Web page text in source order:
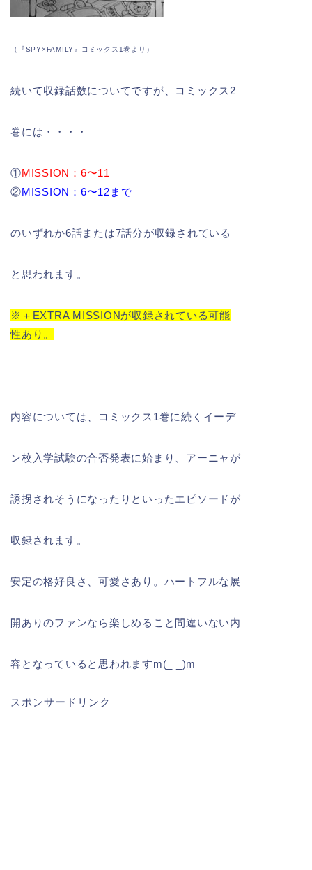
（『SPY×FAMILY』コミックス1巻より）
続いて収録話数についてですが、コミックス2
巻には・・・・
①MISSION：6〜11
②MISSION：6〜12まで
のいずれか6話または7話分が収録されている
と思われます。
※＋EXTRA MISSIONが収録されている可能
性あり。
内容については、コミックス1巻に続くイーデ
ン校入学試験の合否発表に始まり、アーニャが
誘拐されそうになったりといったエピソードが
収録されます。
安定の格好良さ、可愛さあり。ハートフルな展
開ありのファンなら楽しめること間違いない内
容となっていると思われますm(_ _)m
スポンサードリンク